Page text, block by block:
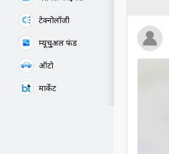
टेक्नोलॉजी
म्यूचु्अल फंड
ऑटो
मार्केट